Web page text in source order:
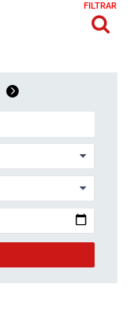
FILTRAR